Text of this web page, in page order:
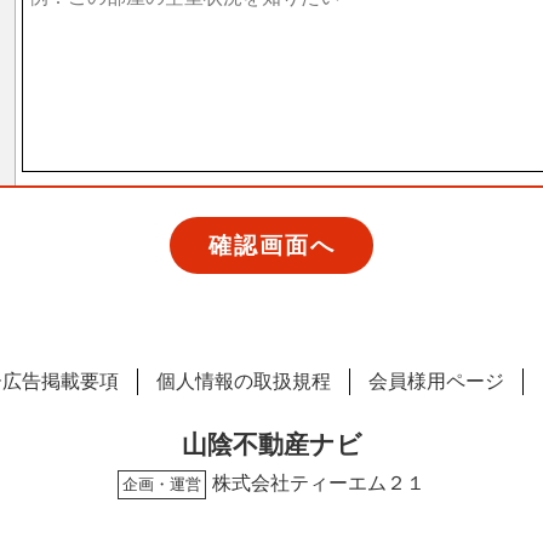
告掲載要項 個人情報の取扱規程 会員様用ページ
山陰不動産ナビ
企画・運営 株式会社ティーエム２１